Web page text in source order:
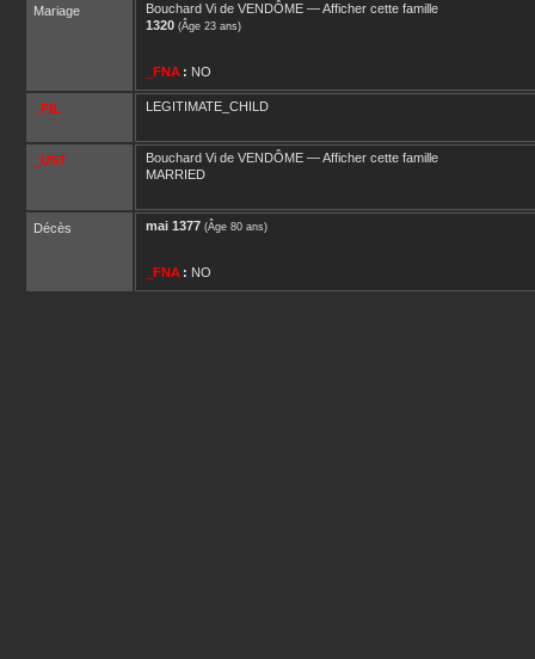
Mariage Bouchard Vi de VENDÔME —Afficher cette famille
1320 (Âge 23 ans)
_FNA : NO
_FIL LEGITIMATE_CHILD
_UST Bouchard Vi de VENDÔME —Afficher cette famille
MARRIED
Décès mai 1377 (Âge 80 ans)
_FNA : NO